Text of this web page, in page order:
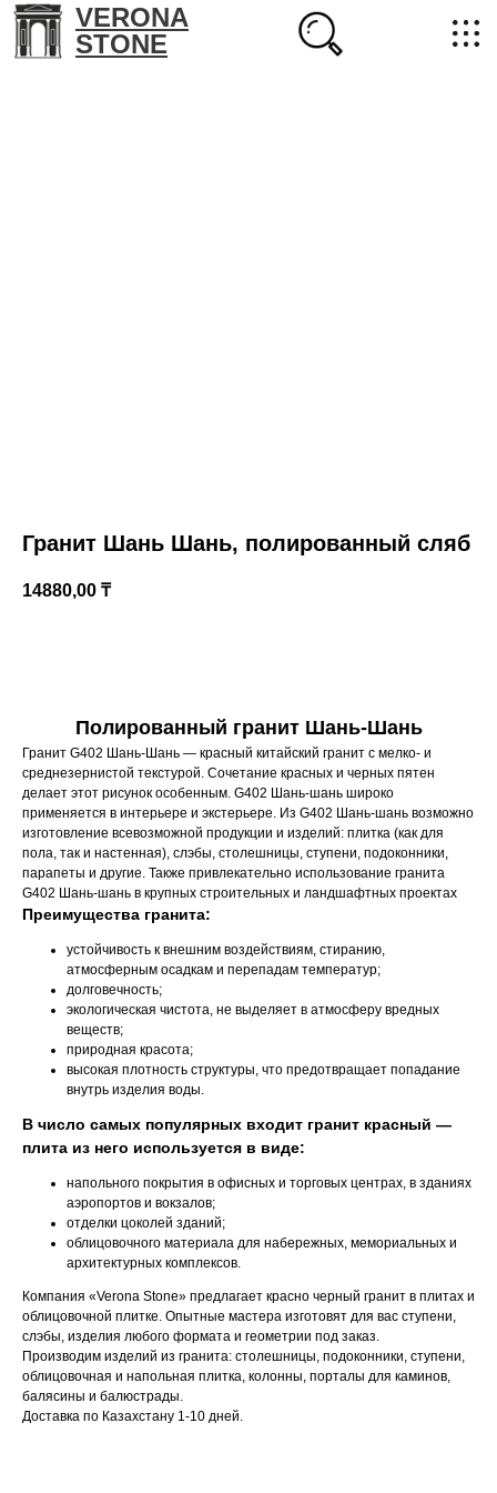
VERONA
STONE
Казахстан, Алматы, ул Султана Бейбарыса,
32
Гранит Шань Шань, полированный сляб
14880,00 ₸
Полированный гранит Шань-Шань
Гранит G402 Шань-Шань — красный китайский гранит с мелко- и
среднезернистой текстурой. Сочетание красных и черных пятен
делает этот рисунок особенным. G402 Шань-шань широко
применяется в интерьере и экстерьере. Из G402 Шань-шань возможно
изготовление всевозможной продукции и изделий: плитка (как для
пола, так и настенная), слэбы, столешницы, ступени, подоконники,
парапеты и другие. Также привлекательно использование гранита
G402 Шань-шань в крупных строительных и ландшафтных проектах
Преимущества гранита:
устойчивость к внешним воздействиям, стиранию,
атмосферным осадкам и перепадам температур;
долговечность;
экологическая чистота, не выделяет в атмосферу вредных
веществ;
природная красота;
высокая плотность структуры, что предотвращает попадание
внутрь изделия воды.
В число самых популярных входит гранит красный —
плита из него используется в виде:
напольного покрытия в офисных и торговых центрах, в зданиях
аэропортов и вокзалов;
отделки цоколей зданий;
облицовочного материала для набережных, мемориальных и
архитектурных комплексов.
Компания «Verona Stone» предлагает красно черный гранит в плитах и
облицовочной плитке. Опытные мастера изготовят для вас ступени,
слэбы, изделия любого формата и геометрии под заказ.
Производим изделий из гранита: столешницы, подоконники, ступени,
облицовочная и напольная плитка, колонны, порталы для каминов,
балясины и балюстрады.
Доставка по Казахстану 1-10 дней.